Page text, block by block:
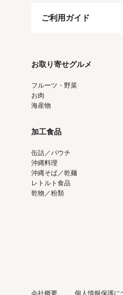
ご利用ガイド
お取り寄せグルメ
フルーツ・野菜
お肉
海産物
加工食品
缶詰／パウチ
沖縄料理
沖縄そば／乾麺
レトルト食品
乾物／粉類
会社概要 個人情報保護に